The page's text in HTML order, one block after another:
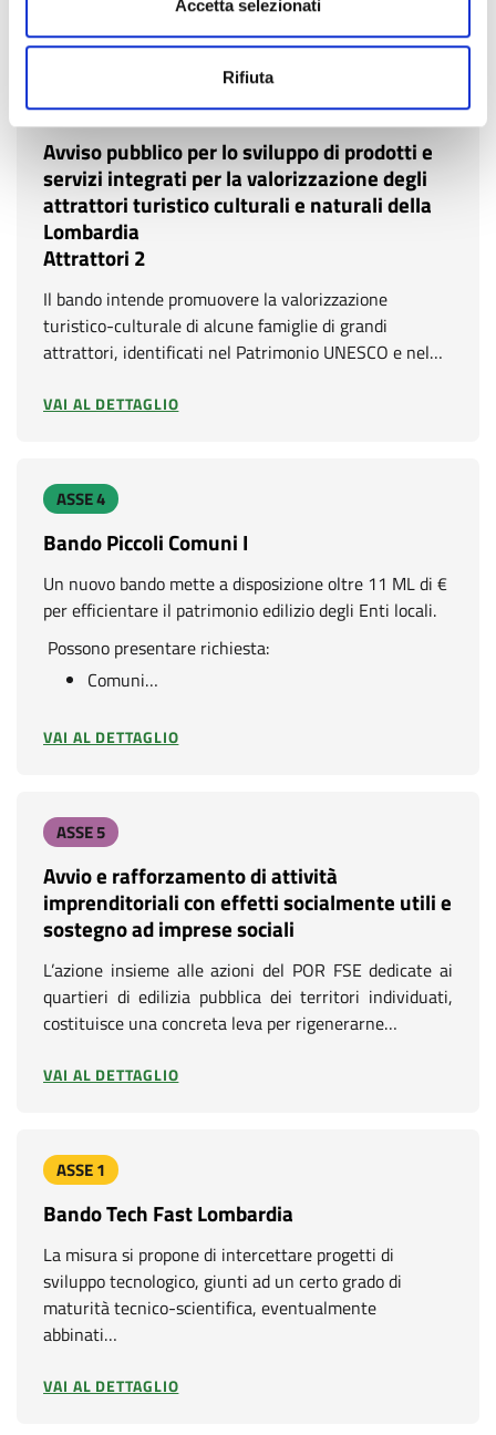
Accetta selezionati
Rifiuta
VAI AL DETTAGLIO
ASSE 3
Avviso pubblico per lo sviluppo di prodotti e
servizi integrati per la valorizzazione degli
attrattori turistico culturali e naturali della
Lombardia
Attrattori 2
Il bando intende promuovere la valorizzazione
turistico-culturale di alcune famiglie di grandi
attrattori, identificati nel Patrimonio UNESCO e nel…
VAI AL DETTAGLIO
ASSE 4
Bando Piccoli Comuni I
Un nuovo bando mette a disposizione oltre 11 ML di €
per efficientare il patrimonio edilizio degli Enti locali.
Possono presentare richiesta:
Comuni…
VAI AL DETTAGLIO
ASSE 5
Avvio e rafforzamento di attività
imprenditoriali con effetti socialmente utili e
sostegno ad imprese sociali
L’azione insieme alle azioni del POR FSE dedicate ai
quartieri di edilizia pubblica dei territori individuati,
costituisce una concreta leva per rigenerarne…
VAI AL DETTAGLIO
ASSE 1
Bando Tech Fast Lombardia
La misura si propone di intercettare progetti di
sviluppo tecnologico, giunti ad un certo grado di
maturità tecnico-scientifica, eventualmente
abbinati…
VAI AL DETTAGLIO